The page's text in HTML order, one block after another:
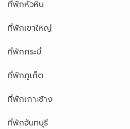
ที่พักหัวหิน
ที่พักเขาใหญ่
ที่พักกระบี่
ที่พักภูเก็ต
ที่พักเกาะช้าง
ที่พักจันทบุรี